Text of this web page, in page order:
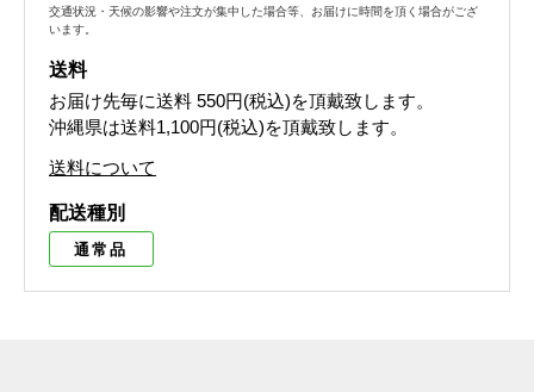
交通状況・天候の影響や注文が集中した場合等、お届けに時間を頂く場合がござ
います。
送料
お届け先毎に送料 550円(税込)を頂戴致します。
沖縄県は送料1,100円(税込)を頂戴致します。
送料について
配送種別
通常品